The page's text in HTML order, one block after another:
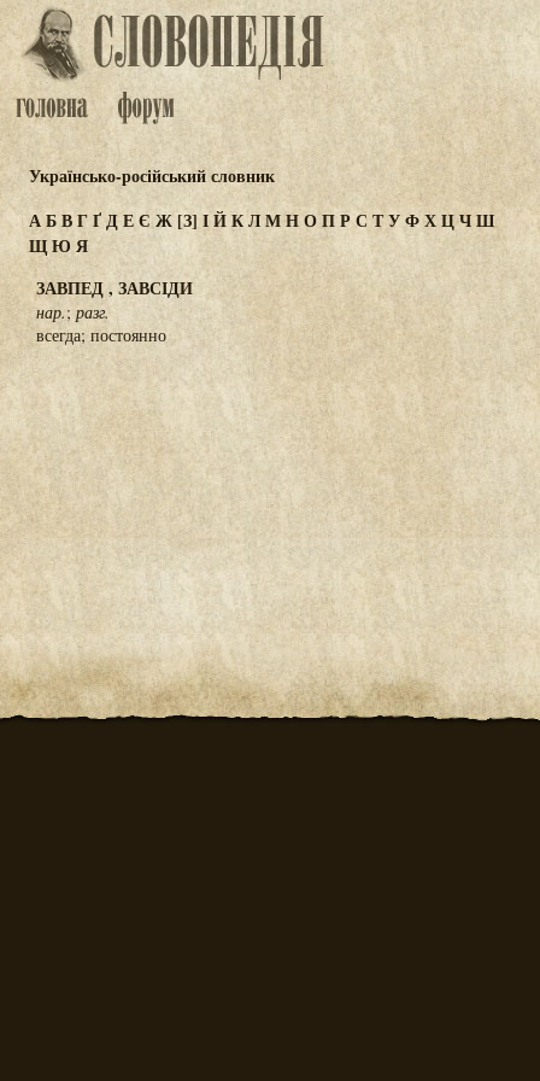
Українсько-російський словник
АБВГҐДЕЄ Ж[З] ІЙКЛМНОПР С ТУФХЦЧШ
ЩЮ Я
ЗАВПЕД , ЗАВСІДИ
нар.; разг.
всегда; постоянно